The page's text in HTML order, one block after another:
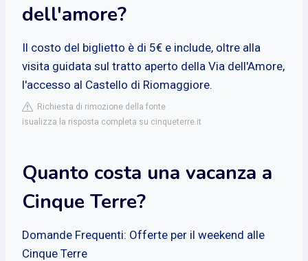
dell'amore?
Il costo del biglietto è di 5€ e include, oltre alla
visita guidata sul tratto aperto della Via dell'Amore,
l'accesso al Castello di Riomaggiore.
Richiesta di rimozione della fonte
isualizza la risposta completa su cinqueterre.it
Quanto costa una vacanza a
Cinque Terre?
Domande Frequenti: Offerte per il weekend alle
Cinque Terre